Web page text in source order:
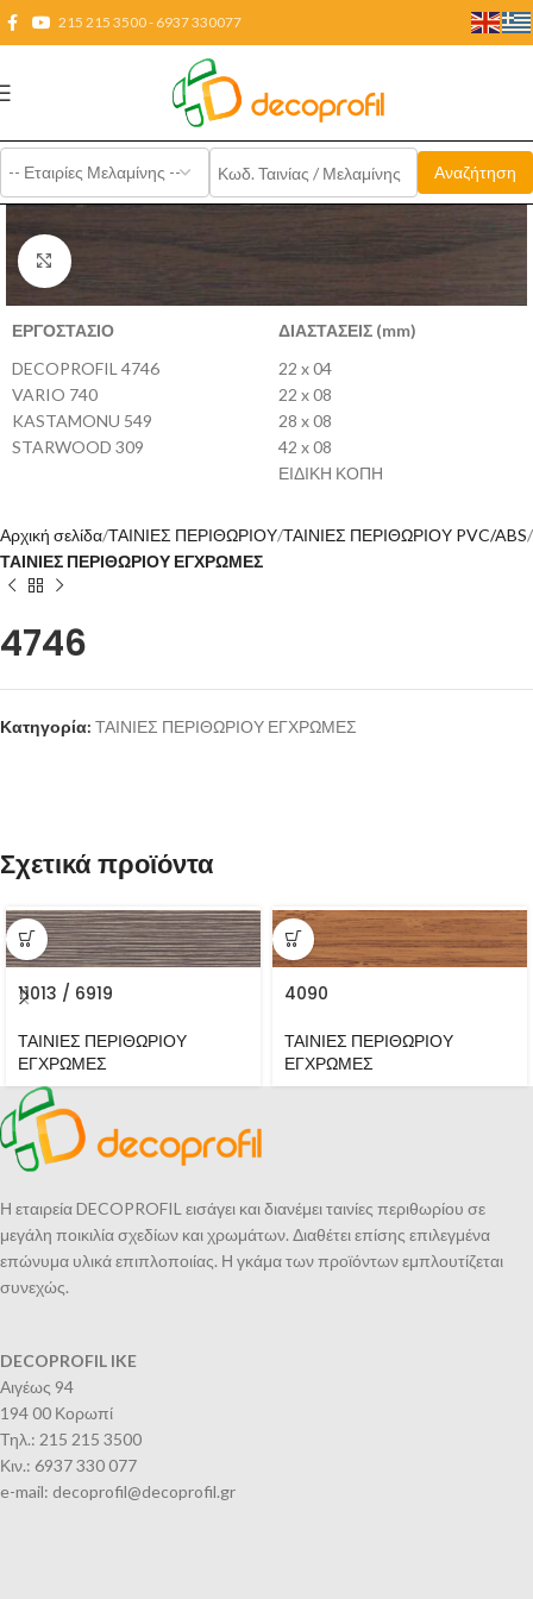
215 215 3500 - 6937 330077
Click to enlarge
ΕΡΓΟΣΤΑΣΙΟ
DECOPROFIL 4746
VARIO 740
KASTAMONU 549
STARWOOD 309
ΔΙΑΣΤΑΣΕΙΣ (mm)
22 x 04
22 x 08
28 x 08
42 x 08
ΕΙΔΙΚΗ ΚΟΠΗ
Αρχική σελίδα ΤΑΙΝΙΕΣ ΠΕΡΙΘΩΡΙΟΥ ΤΑΙΝΙΕΣ ΠΕΡΙΘΩΡΙΟΥ PVC/ABS
ΤΑΙΝΙΕΣ ΠΕΡΙΘΩΡΙΟΥ ΕΓΧΡΩΜΕΣ
4746
Κατηγορία: ΤΑΙΝΙΕΣ ΠΕΡΙΘΩΡΙΟΥ ΕΓΧΡΩΜΕΣ
Σχετικά προϊόντα
11013 / 6919
ΤΑΙΝΙΕΣ ΠΕΡΙΘΩΡΙΟΥ
ΕΓΧΡΩΜΕΣ
4090
ΤΑΙΝΙΕΣ ΠΕΡΙΘΩΡΙΟΥ
ΕΓΧΡΩΜΕΣ
Η εταιρεία DECOPROFIL εισάγει και διανέμει ταινίες περιθωρίου σε
μεγάλη ποικιλία σχεδίων και χρωμάτων. Διαθέτει επίσης επιλεγμένα
επώνυμα υλικά επιπλοποιίας. Η γκάμα των προϊόντων εμπλουτίζεται
συνεχώς.
DECOPROFIL IKE
Αιγέως 94
194 00 Κορωπί
Τηλ.: 215 215 3500
Κιν.: 6937 330 077
e-mail: decoprofil@decoprofil.gr